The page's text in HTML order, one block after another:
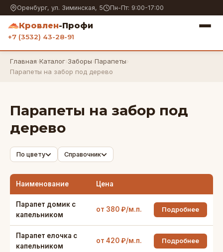
Оренбург, ул. Зиминская, 5 Пн-Пт: 9:00-17:00
Кровлен-Профи
+7 (3532) 43-28-91
Главная›Каталог›Заборы›Парапеты›
Парапеты на забор под дерево
Парапеты на забор под
дерево
По цвету Справочник
Наименование Цена
Парапет домик с
капельником
от 380 ₽/м.п. Подробнее
Парапет елочка с
капельником
от 420 ₽/м.п. Подробнее